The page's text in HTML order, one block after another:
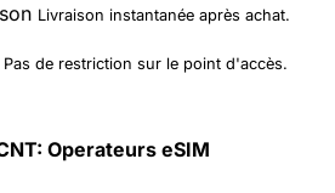
Livraison instantanée après achat.
Pas de restriction sur le point d'accès.
Operateurs eSIM